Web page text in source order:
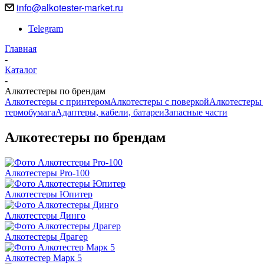
info@alkotester-market.ru
Telegram
Главная
-
Каталог
-
Алкотестеры по брендам
Алкотестеры с принтеромАлкотестеры с поверкойАлкотестеры
термобумагаАдаптеры, кабели, батареиЗапасные части
Алкотестеры по брендам
Алкотестеры Pro-100
Алкотестеры Юпитер
Алкотестеры Динго
Алкотестеры Драгер
Алкотестер Марк 5